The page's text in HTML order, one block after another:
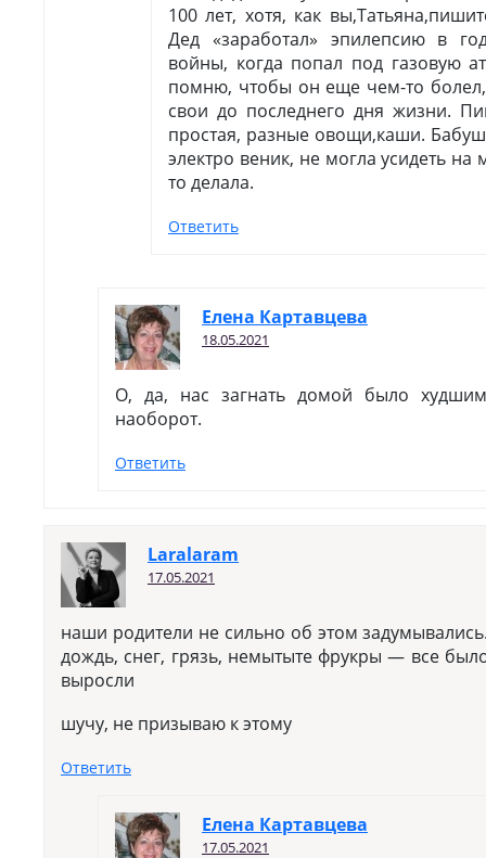
100 лет, хотя, как
Дед «заработал» эпилепсию в
войны, когда попал под газовую
помню, чтобы он еще чем-то
свои до последнего дня жизни.
простая, разные овощи,каши.
электро веник, не могла усидеть на
то делала.
Ответить
Елена Картавцева
18.05.2021
О, да, нас загнать домой было
наоборот.
Ответить
Laralaram
17.05.2021
наши родители не сильно об этом
дождь, снег, грязь, немытыте фрукры — все
выросли
шучу, не призываю к этому
Ответить
Елена Картавцева
17.05.2021